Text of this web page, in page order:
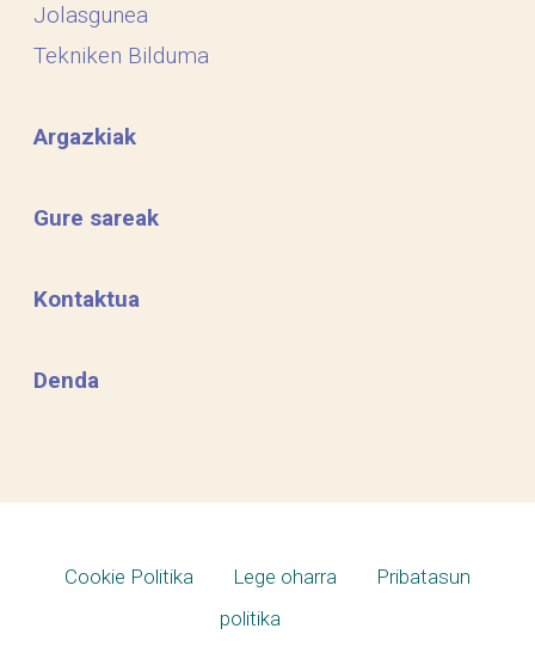
Jolasgunea
Tekniken Bilduma
Argazkiak
Gure sareak
Kontaktua
Denda
Cookie Politika Lege oharra
Pribatasun
politika